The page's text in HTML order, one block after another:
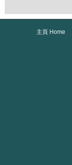
主頁 Home